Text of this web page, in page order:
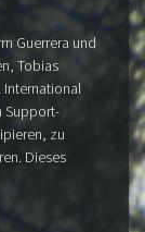
Guerrera und
Tobias
International
Support-
zu
Dieses